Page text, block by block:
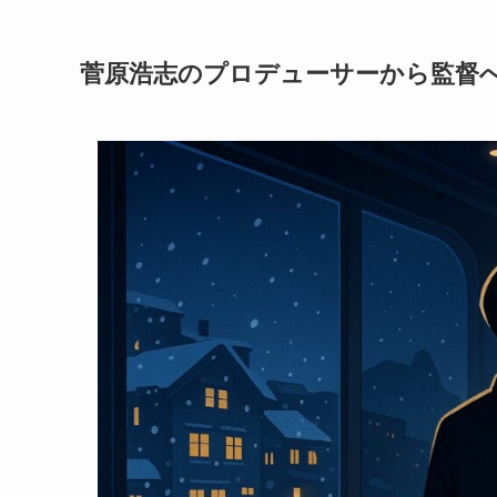
菅原浩志のプロデューサーから監督